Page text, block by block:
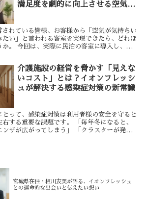
満足度を劇的に向上させる空気環
されている皆様、お客様から「空気が気持ちい
たい」と言われる客室を実現できたら、どれほ
か。 今回は、実際に民泊の客室に導入し、お
介護施設の経営を脅かす「見えな
いコスト」とは？イオンフレッシ
ュが解決する感染症対策の新常識
とって、感染症対策は利用者様の安全を守ると
右する重要な課題です。 「毎年冬になると、
ザが広がってしまう」 「クラスターが発生
宮城県在住・相川友美が語る、イオンフレッシュ
との運命的な出会いと伝えたい想い